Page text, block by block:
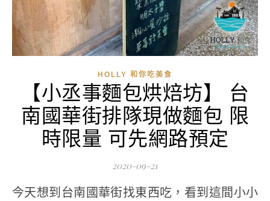
HOLLY 和你吃美食
【小丞事麵包烘焙坊】 台
南國華街排隊現做麵包 限
時限量 可先網路預定
2020-09-21
今天想到台南國華街找東西吃，看到這間小小